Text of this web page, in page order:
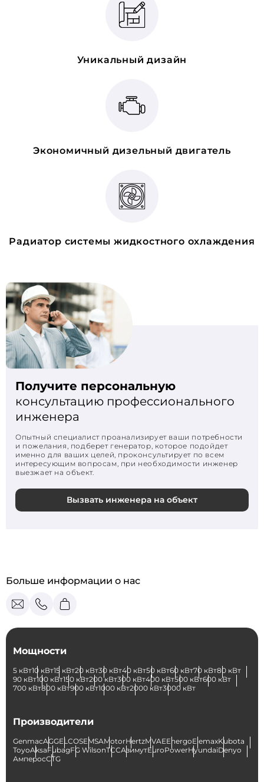
Уникальный дизайн
Экономичный дизельный двигатель
Радиатор системы жидкостного охлаждения
Получите персональную
консультацию профессионального
инженера
Опытный специалист проанализирует ваши потребности
и пожелания, подберет генератор, которое подойдет
именно для ваших целей, проконсультирует по всем
интересующим вопросам, при необходимости инженер
выезжает на объект.
Вызвать инженера на объект
Больше информации о нас
Мощности
5 кВт10 кВт15 кВт20 кВт30 кВт40 кВт50 кВт60 кВт70 кВт80 кВт
90 кВт100 кВт150 кВт200 кВт300 кВт400 кВт500 кВт600 кВт
700 кВт800 кВт900 кВт1000 кВт2000 кВт3000 кВт
Производители
GenmacAGGELCOSEMSAMotorHertzMVAEEnergoElemaxKubota
ToyoAksaFubagFG WilsonТССАзимутEuroPowerHyundaiDenyo
АмперосCTG